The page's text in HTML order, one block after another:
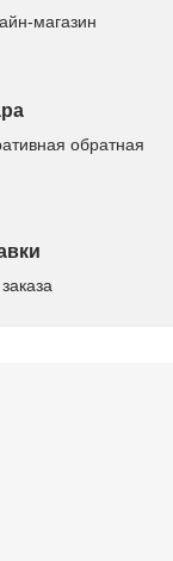
магазин
обратная